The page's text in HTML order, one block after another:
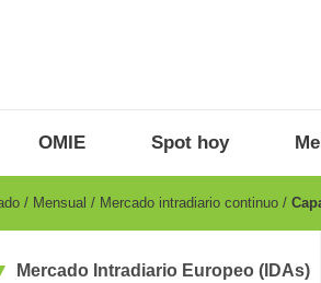
OMIE Spot hoy
Mensual Mercado intradiario continuo
Mercado Intradiario Europeo (IDAs)